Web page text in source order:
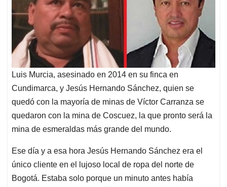
Luis Murcia, asesinado en 2014 en su finca en
Cundimarca, y Jesús Hernando Sánchez, quien se
quedó con la mayoría de minas de Víctor Carranza se
quedaron con la mina de Coscuez, la que pronto será la
mina de esmeraldas más grande del mundo.
Ese día y a esa hora Jesús Hernando Sánchez era el
único cliente en el lujoso local de ropa del norte de
Bogotá. Estaba solo porque un minuto antes había